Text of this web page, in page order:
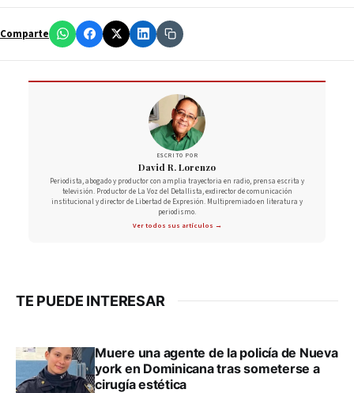
Comparte
ESCRITO POR
David R. Lorenzo
Periodista, abogado y productor con amplia trayectoria en radio, prensa escrita y
televisión. Productor de La Voz del Detallista, exdirector de comunicación
institucional y director de Libertad de Expresión. Multipremiado en literatura y
periodismo.
Ver todos sus artículos →
TE PUEDE INTERESAR
Muere una agente de la policía de Nueva
york en Dominicana tras someterse a
cirugía estética